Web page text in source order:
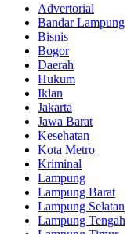
Advertorial
Bandar Lampung
Bisnis
Bogor
Daerah
Hukum
Iklan
Jakarta
Jawa Barat
Kesehatan
Kota Metro
Kriminal
Lampung
Lampung Barat
Lampung Selatan
Lampung Tengah